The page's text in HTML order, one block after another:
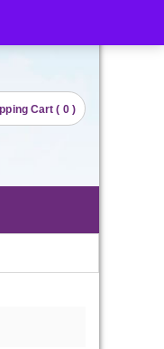
Cart ( 0 )